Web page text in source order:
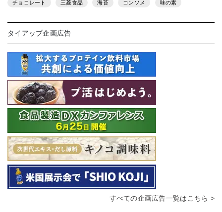
チョコレート 三菱食品 海苔 コンソメ 味の素
タイアップ企画広告
すべての企画広告一覧はこちら >